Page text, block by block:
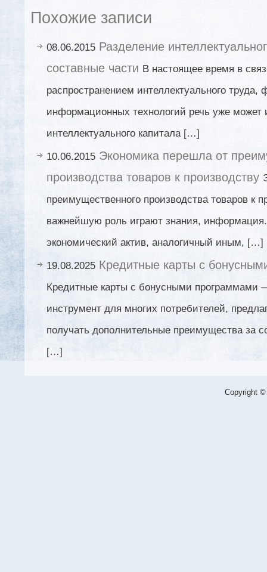
Похожие записи
08.06.2015 Разделение
составные части В настоящее время в
распространением интеллектуального
информационных технологий речь уже может
интеллектуального капитала […]
10.06.2015 Экономика перешла от
производства товаров к производству
преимущественного производства товаров к
важнейшую роль играют знания,
экономический актив, аналогичный иным, […]
19.08.2025 Кредитные карты с
Кредитные карты с бонусными программами
инструмент для многих потребителей,
получать дополнительные преимущества за
[…]
Copyright ©